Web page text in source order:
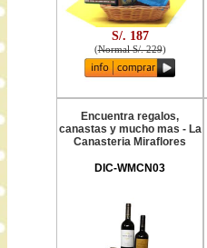
S/. 187
(Normal S/. 229)
Encuentra regalos,
canastas y mucho mas - La
Canasteria Miraflores
DIC-WMCN03